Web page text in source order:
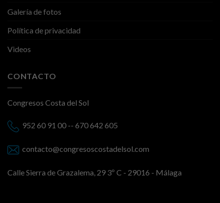
Galería de fotos
Política de privacidad
Videos
CONTACTO
Congresos Costa del Sol
952 60 91 00 -- 670 642 605
contacto@congresoscostadelsol.com
Calle Sierra de Grazalema, 29 3º C - 29016 - Málaga